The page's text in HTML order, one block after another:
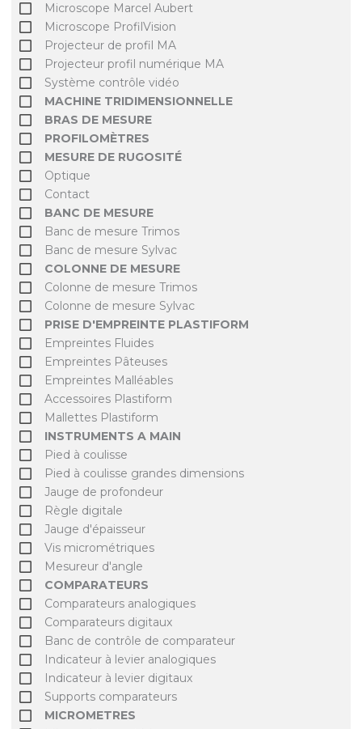
Microscope Marcel Aubert
Microscope ProfilVision
Projecteur de profil MA
Projecteur profil numérique MA
Système contrôle vidéo
MACHINE TRIDIMENSIONNELLE
BRAS DE MESURE
PROFILOMÈTRES
MESURE DE RUGOSITÉ
Optique
Contact
BANC DE MESURE
Banc de mesure Trimos
Banc de mesure Sylvac
COLONNE DE MESURE
Colonne de mesure Trimos
Colonne de mesure Sylvac
PRISE D'EMPREINTE PLASTIFORM
Empreintes Fluides
Empreintes Pâteuses
Empreintes Malléables
Accessoires Plastiform
Mallettes Plastiform
INSTRUMENTS A MAIN
Pied à coulisse
Pied à coulisse grandes dimensions
Jauge de profondeur
Règle digitale
Jauge d'épaisseur
Vis micrométriques
Mesureur d'angle
COMPARATEURS
Comparateurs analogiques
Comparateurs digitaux
Banc de contrôle de comparateur
Indicateur à levier analogiques
Indicateur à levier digitaux
Supports comparateurs
MICROMETRES